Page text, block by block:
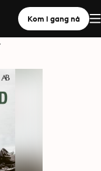
Kom i gang nå